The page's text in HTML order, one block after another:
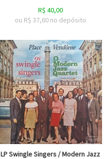
R$ 40,00
ou R$ 37,60 no depósito
LP Swingle Singers / Modern Jazz